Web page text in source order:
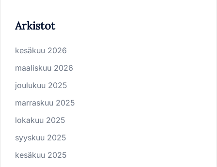
Arkistot
kesäkuu 2026
maaliskuu 2026
joulukuu 2025
marraskuu 2025
lokakuu 2025
syyskuu 2025
kesäkuu 2025